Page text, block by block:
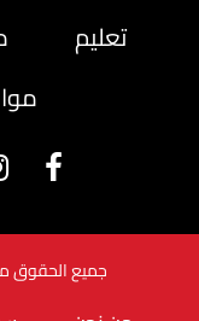
تعليم
جميع الحقوق